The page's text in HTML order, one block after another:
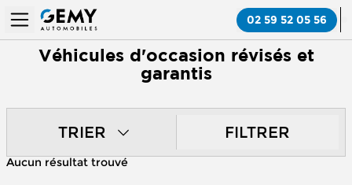
02 59 52 05 56
Véhicules d'occasion révisés et
garantis
TRIER FILTRER
Aucun résultat trouvé